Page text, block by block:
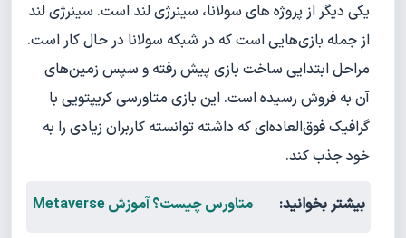
یکی دیگر از پروژه های سولانا، سینرژی لند است. سینرژی لند
از جمله بازی‌هایی است که در شبکه سولانا در حال کار است.
مراحل ابتدایی ساخت بازی پیش رفته و سپس زمین‌های
آن به فروش رسیده است. این بازی متاورسی کریپتویی با
گرافیک فوق‌العاده‌ای که داشته توانسته کاربران زیادی را به
خود جذب کند.
بیشتر بخوانید: متاورس چیست؟ آموزش Metaverse